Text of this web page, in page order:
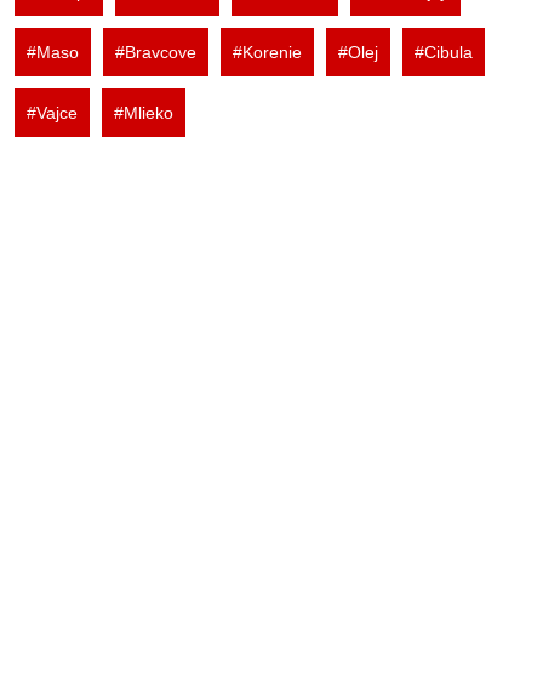
#Maso #Bravcove #Korenie #Olej #Cibula
#Vajce #Mlieko